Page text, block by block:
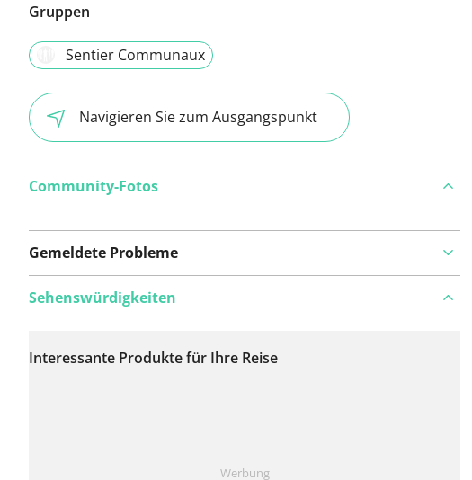
Gruppen
Sentier Communaux
Navigieren Sie zum Ausgangspunkt
Community-Fotos
Gemeldete Probleme
wurden bisher keine
Sehenswürdigkeiten
Interessante Produkte für Ihre Reise
Werbung